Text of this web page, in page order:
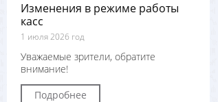
Изменения в режиме работы
касс
1 июля 2026 год
Уважаемые зрители, обратите
внимание!
Подробнее